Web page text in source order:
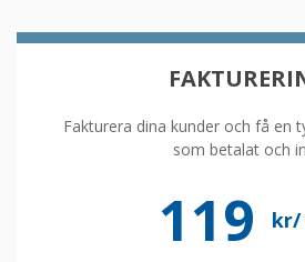
Fakturera dina kunder och få en
som betalat och
119 kr/